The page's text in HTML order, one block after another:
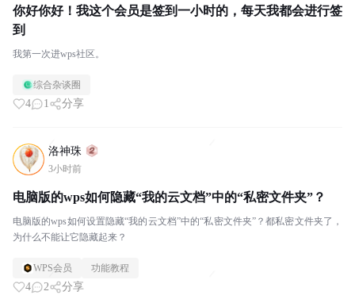
你好你好！我这个会员是签到一小时的，每天我都会进行签
到
我第一次进wps社区。
综合杂谈圈
4 1 分享
洛神珠
3小时前
电脑版的wps如何隐藏“我的云文档”中的“私密文件夹”？
电脑版的wps如何设置隐藏“我的云文档”中的“私密文件夹”？都私密文件夹了，
为什么不能让它隐藏起来？
WPS会员 功能教程
4 2 分享